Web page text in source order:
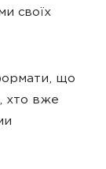
своїх
що
хто вже